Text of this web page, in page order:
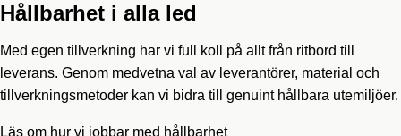
Hållbarhet i alla led
Med egen tillverkning har vi full koll på allt från ritbord till
leverans. Genom medvetna val av leverantörer, material och
tillverkningsmetoder kan vi bidra till genuint hållbara utemiljöer.
Läs om hur vi jobbar med hållbarhet